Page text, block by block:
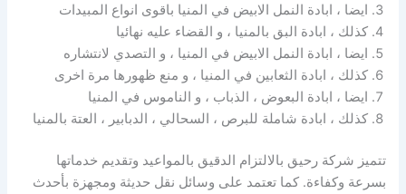
ايضا ، ابادة النمل الابيض في المنيا باقوى انواع المبيدات
كذلك ، ابادة البق بالمنيا ، و القضاء عليه نهائيا
ايضا ، ابادة النمل الابيض في المنيا ، و التصدي لانتشاره
كذلك ، ابادة الثعابين في المنيا ، و منع ظهورها مرة اخرى
ايضا ، ابادة البعوض ، الذباب ، و الناموس في المنيا
كذلك ، ابادة شاملة للبرص ، السحالي ، الدبابير ، العتة بالمنيا
تتميز شركة رحيق بالالتزام الدقيق بالمواعيد وتقديم خدماتها
بسرعة وكفاءة. كما تعتمد على وسائل نقل حديثة ومجهزة بأحدث